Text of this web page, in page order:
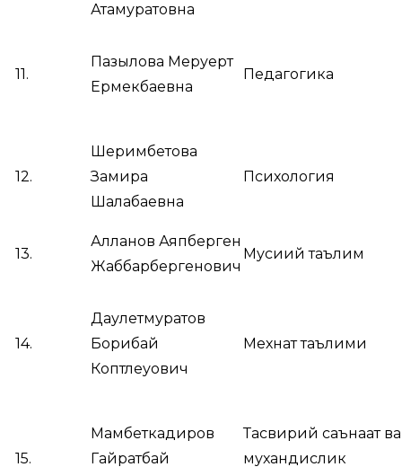
Атамуратовна
11.
Пазылова Меруерт
Ермекбаевна
Педагогика
12.
Шеримбетова
Замира
Шалабаевна
Психология
13.
Алланов Аяпберген
Жаббарбергенович
Мусиқий таълим
14.
Даулетмуратов
Борибай
Коптлеуович
Мехнат таълими
15.
Мамбеткадиров
Гайратбай
Тасвирий саънаат ва
мухандислик